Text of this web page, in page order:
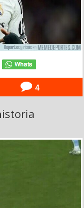
4